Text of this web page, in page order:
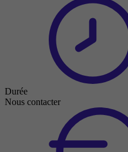
Durée
Nous contacter